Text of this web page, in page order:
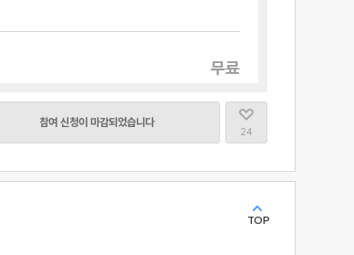
무료
24
참여 신청이 마감되었습니다
TOP